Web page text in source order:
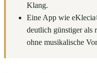
Klang.
Eine App wie
deutlich günstiger als
ohne musikalische